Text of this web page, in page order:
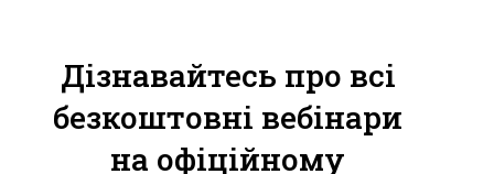
Дізнавайтесь про всі
безкоштовні вебінари
на офіційному